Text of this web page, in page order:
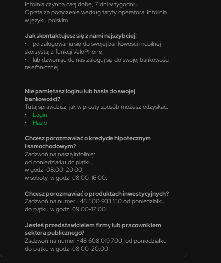
Infolinia czynna całą dobę, 7 dni w tygodniu.
Opłata za połączenie według taryfy operatora. Infolinia
w języku polskim.
Jak skontaktujesz się z nami najszybciej:
• po zalogowaniu się do swojej bankowości mobilnej
skorzystaj z funkcji VeloPhone,
• lub dzwoniąc do nas zaloguj się do swojej bankowości
telefonicznej.
Nie pamiętasz loginu lub hasła do swojej
bankowości?
Tutaj sprawdzisz, jak w prosty sposób możesz odzyskać:
• Login
• Hasło
Chcesz porozmawiać o kredycie hipotecznym
i samochodowym?
Zadzwoń na naszą infolinię:
od poniedziałku do piątku,
w godz. 08:00-20:00,
w soboty, w godz. 08:00-16:00.
Chcesz porozmawiać o produktach inwestycyjnych?
Zadzwoń na numer +48 500 933 150 od poniedziałku
do piątku w godz. 09:00-17:00
Jesteś przedstawicielem firmy lub pracownikiem
sektora publicznego?
Zadzwoń na numer +48 608 019 700, od poniedziałku
do piątku w godz. 08:00-20.00